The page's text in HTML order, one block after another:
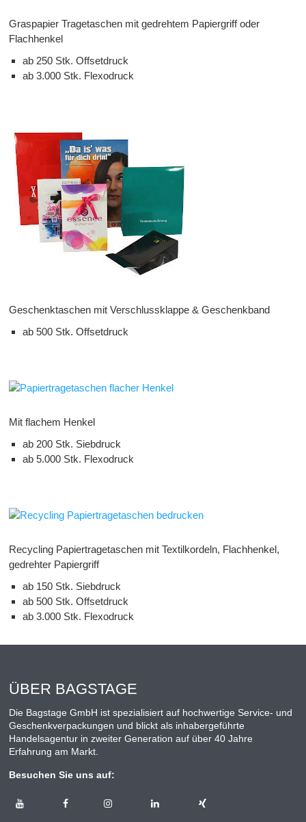
Graspapier Tragetaschen mit gedrehtem Papiergriff oder
Flachhenkel
ab 250 Stk. Offsetdruck
ab 3.000 Stk. Flexodruck
Geschenktaschen mit Verschlussklappe & Geschenkband
ab 500 Stk. Offsetdruck
Mit flachem Henkel
ab 200 Stk. Siebdruck
ab 5.000 Stk. Flexodruck
Recycling Papiertragetaschen mit Textilkordeln, Flachhenkel,
gedrehter Papiergriff
ab 150 Stk. Siebdruck
ab 500 Stk. Offsetdruck
ab 3.000 Stk. Flexodruck
ÜBER BAGSTAGE
Die Bagstage GmbH ist spezialisiert auf hochwertige Service- und
Geschenkverpackungen und blickt als inhabergeführte
Handelsagentur in zweiter Generation auf über 40 Jahre
Erfahrung am Markt.
Besuchen Sie uns auf: